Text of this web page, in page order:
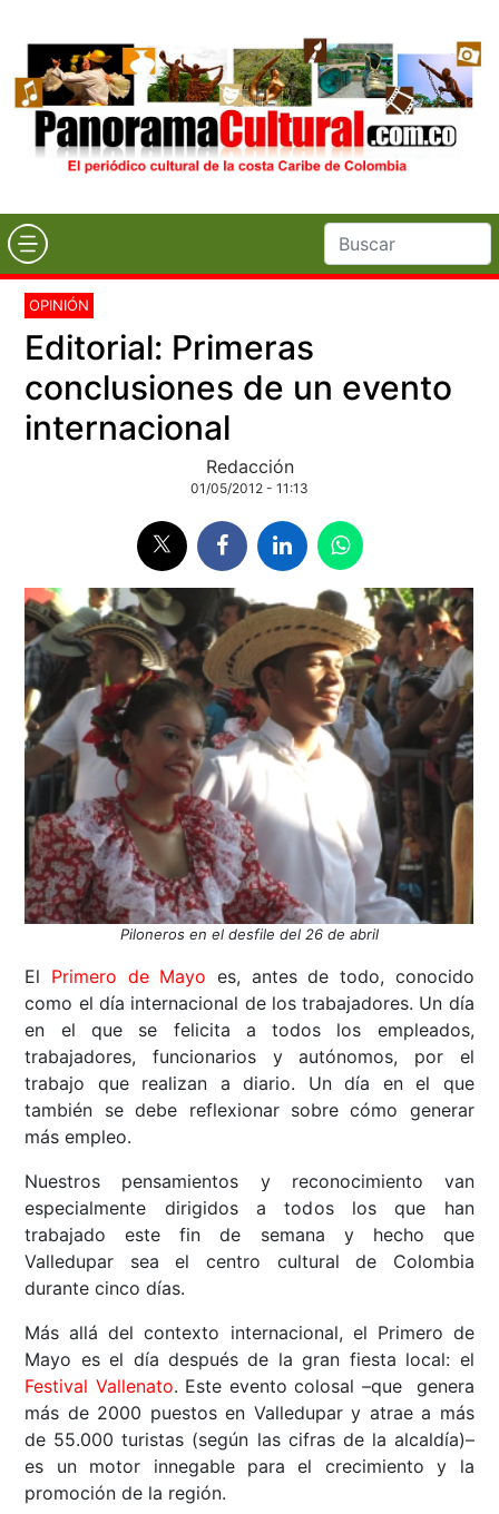
OPINIÓN
Editorial: Primeras
conclusiones de un evento
internacional
Redacción
01/05/2012 - 11:13
Piloneros en el desfile del 26 de abril
El Primero de Mayo es, antes de todo, conocido
como el día internacional de los trabajadores. Un día
en el que se felicita a todos los empleados,
trabajadores, funcionarios y autónomos, por el
trabajo que realizan a diario. Un día en el que
también se debe reflexionar sobre cómo generar
más empleo.
Nuestros pensamientos y reconocimiento van
especialmente dirigidos a todos los que han
trabajado este fin de semana y hecho que
Valledupar sea el centro cultural de Colombia
durante cinco días.
Más allá del contexto internacional, el Primero de
Mayo es el día después de la gran fiesta local: el
Festival Vallenato. Este evento colosal –que genera
más de 2000 puestos en Valledupar y atrae a más
de 55.000 turistas (según las cifras de la alcaldía)–
es un motor innegable para el crecimiento y la
promoción de la región.